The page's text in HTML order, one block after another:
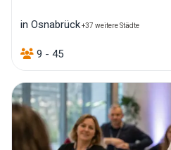
in Osnabrück+37 weitere Städte
9 - 45